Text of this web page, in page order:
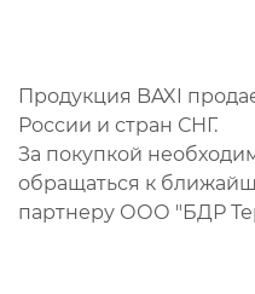
Продукция BAXI
России и стран СНГ.
За покупкой
обращаться к
партнеру ООО "БДР